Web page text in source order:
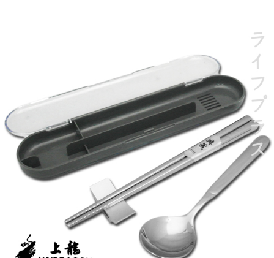
易，需依本服務之必要範圍內提供個人資料，並將交易相關給付款項請求債
３．未成年的使用者請事先徵得法定代理人或監護人之同意方可使用
「AFTEE先享後付」，若未經同意申辦者引起之損失，本公司不負相關責
任。
４．使用「AFTEE先享後付」時，將依據個別帳號之用戶狀況，依本公司即
時審查核予不同之上限額度；若仍有額度不足之情形，本公司將視審查結果
請求用戶進行身份認證。
５．嚴禁一人註冊多個帳號或使用他人資訊註冊。若發現惡意使用之情形，
恩沛科技股份有限公司將有權停止該用戶之使用額度並採取法律行動。
每筆NT$150，滿NT$3,000(含以上)免運費
貨到付款
每筆NT$150，滿NT$3,000(含以上)免運費